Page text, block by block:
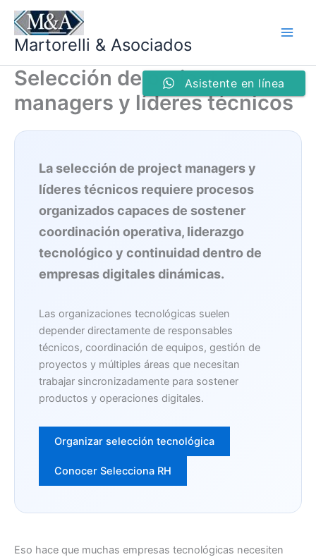
contenido
Martorelli & Asociados
Selección de project
managers y líderes técnicos
La selección de project managers y
líderes técnicos requiere procesos
organizados capaces de sostener
coordinación operativa, liderazgo
tecnológico y continuidad dentro de
empresas digitales dinámicas.
Las organizaciones tecnológicas suelen
depender directamente de responsables
técnicos, coordinación de equipos, gestión de
proyectos y múltiples áreas que necesitan
trabajar sincronizadamente para sostener
productos y operaciones digitales.
Organizar selección tecnológica
Conocer Selecciona RH
Eso hace que muchas empresas tecnológicas necesiten
Asistente en línea